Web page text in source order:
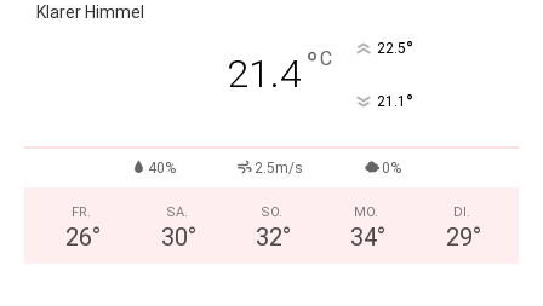
Klarer Himmel
21.4°C 22.5°
21.1 °
40% 2.5m/s 0%
FR.
26°
SA.
30°
SO.
32°
MO.
34°
DI.
29°